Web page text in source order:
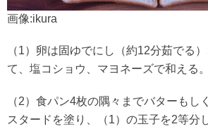
画像:ikura
（1）卵は固ゆでにし（約12分茹でる
て、塩コショウ、マヨネーズで和える。
（2）食パン4枚の隅々までバターもし
スタードを塗り、（1）の玉子を2等分